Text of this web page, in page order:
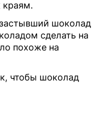
краям.
шоколад
сделать на
похоже на
чтобы шоколад